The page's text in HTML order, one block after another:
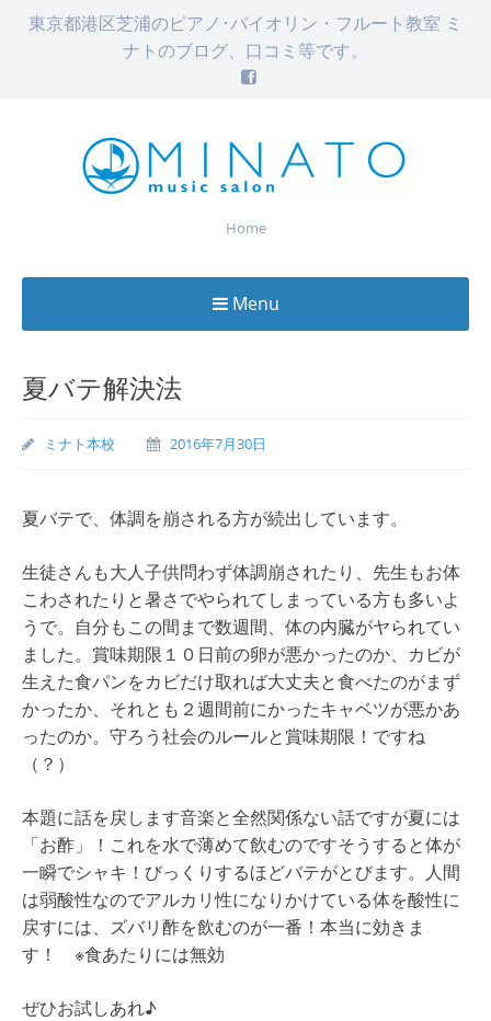
東京都港区芝浦のピアノ･バイオリン・フルート教室 ミ
ナトのブログ、口コミ等です。
Home
Menu
content
夏バテ解決法
ミナト本校 2016年7月30日
夏バテで、体調を崩される方が続出しています。
生徒さんも大人子供問わず体調崩されたり、先生もお体
こわされたりと暑さでやられてしまっている方も多いよ
うで。自分もこの間まで数週間、体の内臓がヤられてい
ました。賞味期限１０日前の卵が悪かったのか、カビが
生えた食パンをカビだけ取れば大丈夫と食べたのがまず
かったか、それとも２週間前にかったキャベツが悪かあ
ったのか。守ろう社会のルールと賞味期限！ですね
（？）
本題に話を戻します音楽と全然関係ない話ですが夏には
「お酢」！これを水で薄めて飲むのですそうすると体が
一瞬でシャキ！びっくりするほどバテがとびます。人間
は弱酸性なのでアルカリ性になりかけている体を酸性に
戻すには、ズバリ酢を飲むのが一番！本当に効きま
す！ ※食あたりには無効
ぜひお試しあれ♪